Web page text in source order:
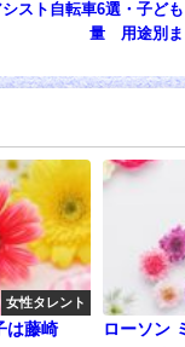
スト自転車6選・子ど
量 用途別ま
女性タレント
は藤崎
ローソン